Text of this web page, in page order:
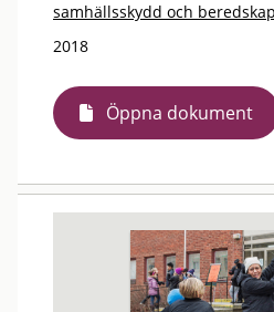
samhällsskydd och
2018
Öppna dokument